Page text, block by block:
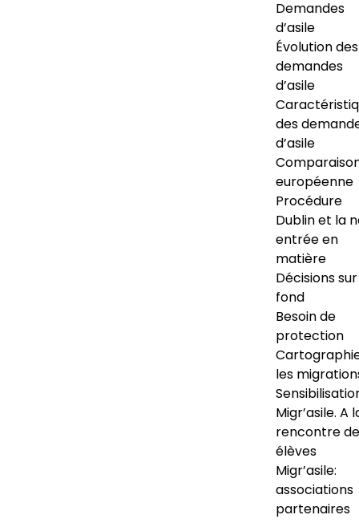
Demandes
d’asile
Évolution des
demandes
d’asile
des
d’asile
européenne
Procédure
Dublin et la
entrée en
matière
Décisions
fond
Besoin de
protection
les
Migr’asile. A
rencontre
élèves
Migr’asile:
associations
partenaires